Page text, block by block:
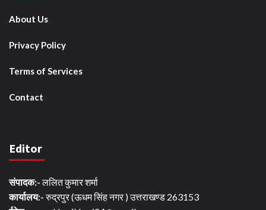
About Us
Privacy Policy
Terms of Services
Contact
Editor
संपादक:-ललित कुमार शर्मा
कार्यालय:-रुद्रपुर (ऊधम सिंह नगर ) उत्तराखण्ड 263153